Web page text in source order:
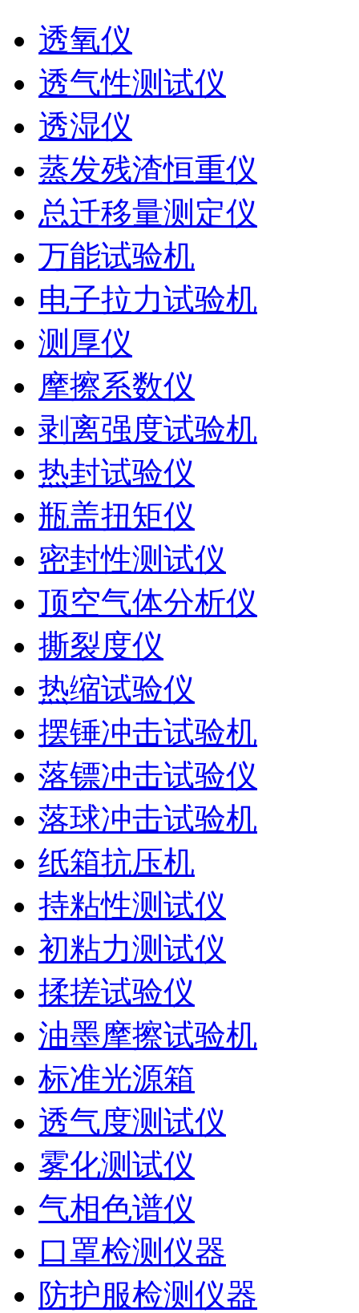
透氧仪
透气性测试仪
透湿仪
蒸发残渣恒重仪
总迁移量测定仪
万能试验机
电子拉力试验机
测厚仪
摩擦系数仪
剥离强度试验机
热封试验仪
瓶盖扭矩仪
密封性测试仪
顶空气体分析仪
撕裂度仪
热缩试验仪
摆锤冲击试验机
落镖冲击试验仪
落球冲击试验机
纸箱抗压机
持粘性测试仪
初粘力测试仪
揉搓试验仪
油墨摩擦试验机
标准光源箱
透气度测试仪
雾化测试仪
气相色谱仪
口罩检测仪器
防护服检测仪器